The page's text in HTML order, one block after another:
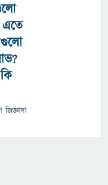
এতে
জিজ্ঞাসা